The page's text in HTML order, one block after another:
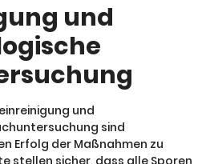
und
und
sind
Erfolg der Maßnahmen zu